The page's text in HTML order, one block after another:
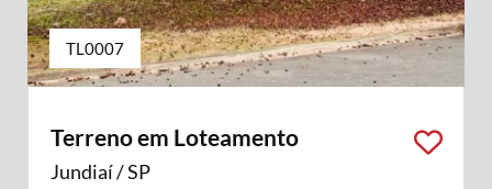
TL0007
Terreno em Loteamento
Jundiaí / SP